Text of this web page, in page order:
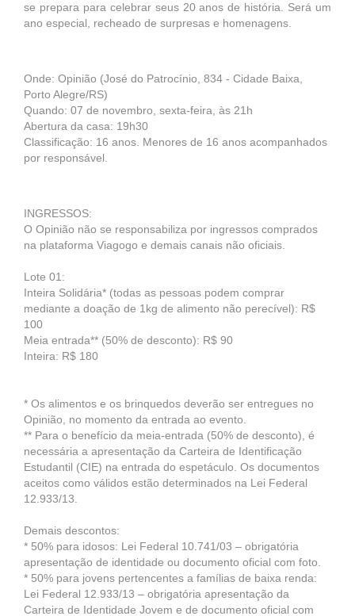
se prepara para celebrar seus 20 anos de história. Será um
ano especial, recheado de surpresas e homenagens.
Onde: Opinião (José do Patrocínio, 834 - Cidade Baixa,
Porto Alegre/RS)
Quando: 07 de novembro, sexta-feira, às 21h
Abertura da casa: 19h30
Classificação: 16 anos. Menores de 16 anos acompanhados
por responsável.
INGRESSOS:
O Opinião não se responsabiliza por ingressos comprados
na plataforma Viagogo e demais canais não oficiais.
Lote 01:
Inteira Solidária* (todas as pessoas podem comprar
mediante a doação de 1kg de alimento não perecível): R$
100
Meia entrada** (50% de desconto): R$ 90
Inteira: R$ 180
* Os alimentos e os brinquedos deverão ser entregues no
Opinião, no momento da entrada ao evento.
** Para o benefício da meia-entrada (50% de desconto), é
necessária a apresentação da Carteira de Identificação
Estudantil (CIE) na entrada do espetáculo. Os documentos
aceitos como válidos estão determinados na Lei Federal
12.933/13.
Demais descontos:
* 50% para idosos: Lei Federal 10.741/03 – obrigatória
apresentação de identidade ou documento oficial com foto.
* 50% para jovens pertencentes a famílias de baixa renda:
Lei Federal 12.933/13 – obrigatória apresentação da
Carteira de Identidade Jovem e de documento oficial com